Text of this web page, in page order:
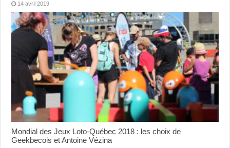
14 avril 2019
Mondial des Jeux Loto-Québec 2018 : les choix de
Geekbecois et Antoine Vézina